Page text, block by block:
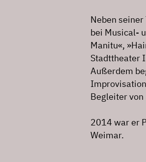
Neben
bei Musical-
Manitu«,
Stadttheater
Außerdem
Begleiter
2014 war er
Weimar.